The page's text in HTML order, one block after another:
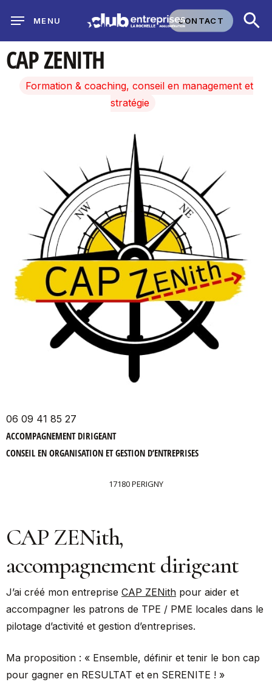
main
content
CONTACT
MENU
CAP ZENITH
Formation & coaching, conseil en management et
stratégie
06 09 41 85 27
ACCOMPAGNEMENT DIRIGEANT
CONSEIL EN ORGANISATION ET GESTION D’ENTREPRISES
17180 PERIGNY
CAP ZENith,
accompagnement dirigeant
J’ai créé mon entreprise CAP ZENith pour aider et
accompagner les patrons de TPE / PME locales dans le
pilotage d’activité et gestion d’entreprises.
Ma proposition : « Ensemble, définir et tenir le bon cap
pour gagner en RESULTAT et en SERENITE ! »